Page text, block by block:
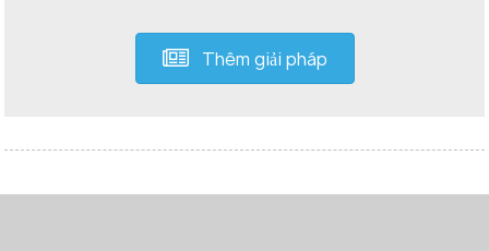
Thêm giải pháp